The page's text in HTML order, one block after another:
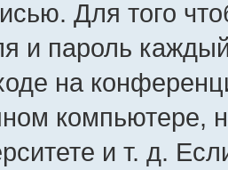
Для того
и пароль
на
компьютере,
и т. д.